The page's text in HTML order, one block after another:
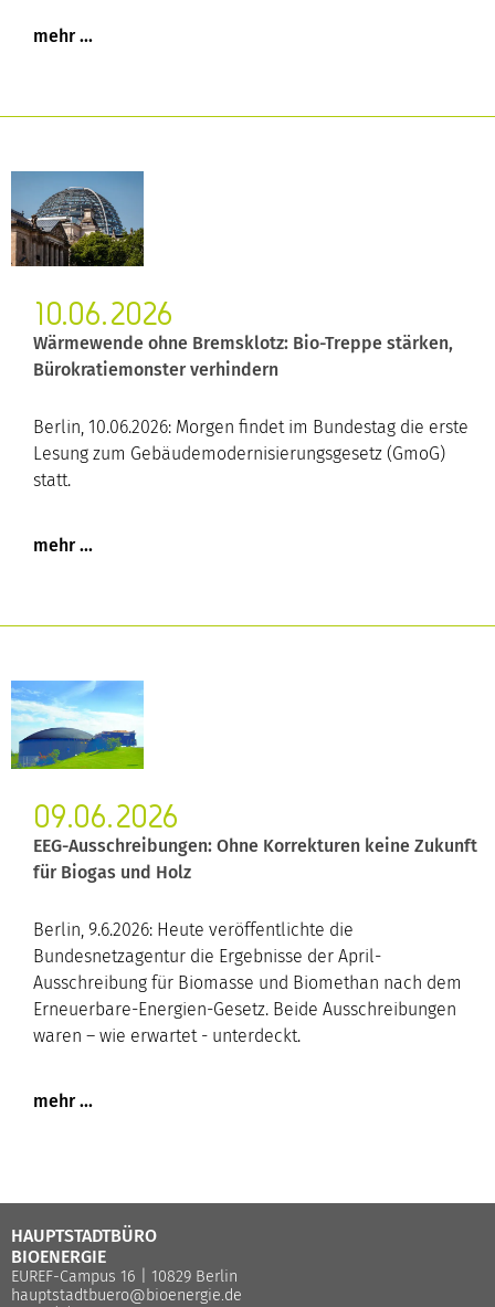
10.06.2026
Wärmewende ohne Bremsklotz: Bio-Treppe stärken,
Bürokratiemonster verhindern
Berlin, 10.06.2026: Morgen findet im Bundestag die erste
Lesung zum Gebäudemodernisierungsgesetz (GmoG)
statt.
09.06.2026
EEG-Ausschreibungen: Ohne Korrekturen keine Zukunft
für Biogas und Holz
Berlin, 9.6.2026: Heute veröffentlichte die
Bundesnetzagentur die Ergebnisse der April-
Ausschreibung für Biomasse und Biomethan nach dem
Erneuerbare-Energien-Gesetz. Beide Ausschreibungen
waren – wie erwartet - unterdeckt.
HAUPTSTADTBÜRO
BIOENERGIE
EUREF-Campus 16 | 10829 Berlin
hauptstadtbuero@bioenergie.de